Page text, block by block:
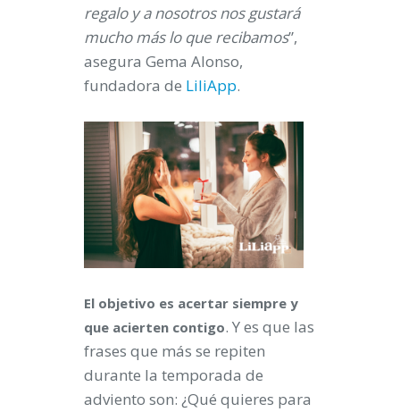
regalo y a nosotros nos gustará
mucho más lo que recibamos”,
asegura Gema Alonso,
fundadora de LiliApp.
El objetivo es acertar siempre y
que acierten contigo. Y es que las
frases que más se repiten
durante la temporada de
adviento son: ¿Qué quieres para